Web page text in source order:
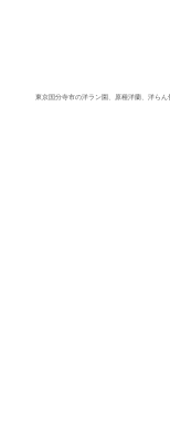
東京国分寺市の洋ラン園、原種洋蘭、洋ら